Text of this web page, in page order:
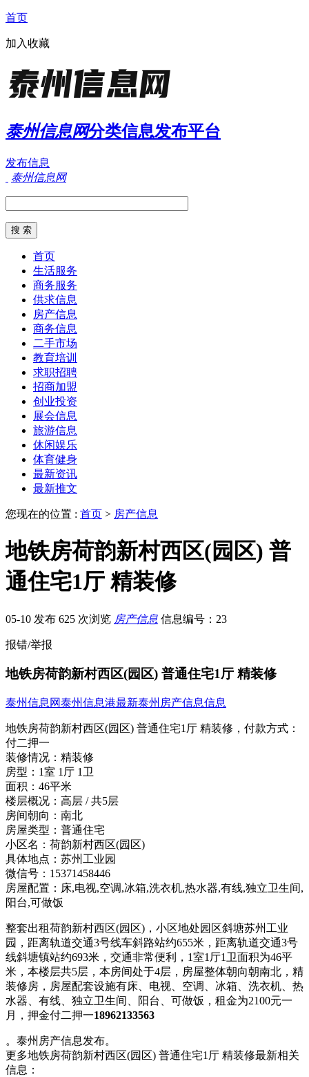
首页
加入收藏
泰州信息网分类信息发布平台
发布信息
泰州信息网
首页
生活服务
商务服务
供求信息
房产信息
商务信息
二手市场
教育培训
求职招聘
招商加盟
创业投资
展会信息
旅游信息
休闲娱乐
体育健身
最新资讯
最新推文
您现在的位置 : 首页 > 房产信息
地铁房荷韵新村西区(园区) 普
通住宅1厅 精装修
05-10 发布 625 次浏览 房产信息 信息编号：23
报错/举报
地铁房荷韵新村西区(园区) 普通住宅1厅 精装修
泰州信息网泰州信息港最新泰州房产信息信息
地铁房荷韵新村西区(园区) 普通住宅1厅 精装修， 付款方式：
付二押一
装修情况： 精装修
房型： 1室 1厅 1卫
面积： 46平米
楼层概况： 高层 / 共5层
房间朝向： 南北
房屋类型： 普通住宅
小区名： 荷韵新村西区(园区)
具体地点： 苏州工业园
微信号： 15371458446
房屋配置： 床,电视,空调,冰箱,洗衣机,热水器,有线,独立卫生间,
阳台,可做饭
整套出租荷韵新村西区(园区)，小区地处园区斜塘苏州工业
园，距离轨道交通3号线车斜路站约655米，距离轨道交通3号
线斜塘镇站约693米，交通非常便利，1室1厅1卫面积为46平
米，本楼层共5层，本房间处于4层，房屋整体朝向朝南北，精
装修房，房屋配套设施有床、电视、空调、冰箱、洗衣机、热
水器、有线、独立卫生间、阳台、可做饭，租金为2100元一
月，押金付二押一18962133563
。泰州房产信息发布。
更多地铁房荷韵新村西区(园区) 普通住宅1厅 精装修最新相关
信息：